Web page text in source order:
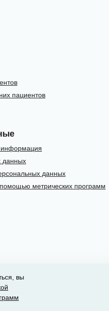
вы
пациентов
информация
данных
данных
метрических программ